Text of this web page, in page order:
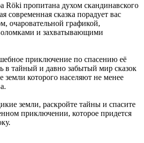
Röki пропитана духом скандинавского
современная сказка порадует вас
очаровательной графикой,
и захватывающими
приключение по спасению её
в тайный и давно забытый мир сказок
которого населяют не менее
земли, раскройте тайны и спасите
приключении, которое придется